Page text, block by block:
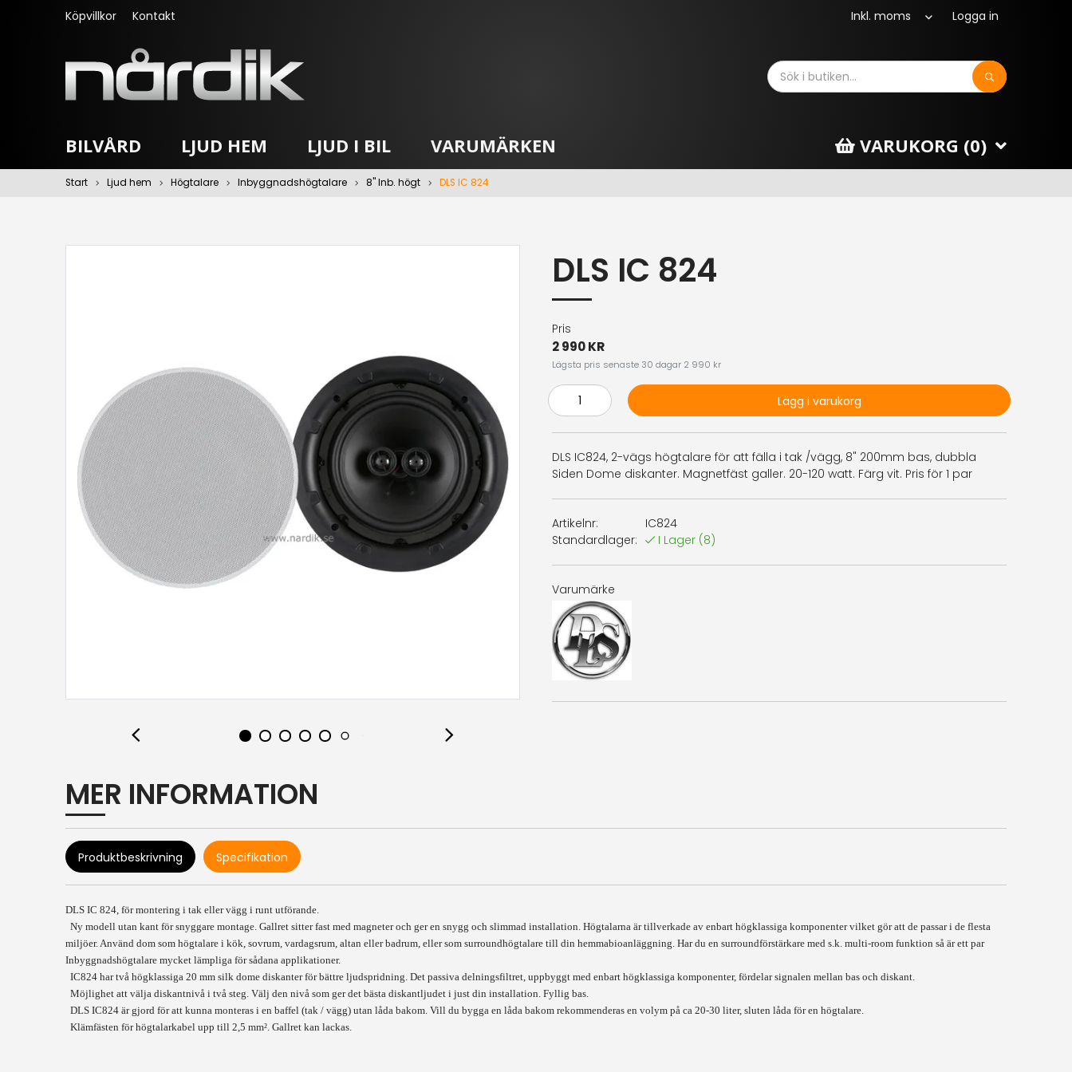
Köpvillkor Kontakt Logga in
Sök
BILVÅRD LJUD HEM LJUD I BIL VARUMÄRKEN VARUKORG (0)
Start Ljud hem Högtalare Inbyggnadshögtalare 8" Inb. högt DLS IC 824
DLS IC 824
Pris
2 990 KR
Lägsta pris senaste 30 dagar 2 990 kr
Lägg i varukorg
DLS IC824, 2-vägs högtalare för att fälla i tak /vägg, 8" 200mm bas, dubbla
Siden Dome diskanter. Magnetfäst galler. 20-120 watt. Färg vit. Pris för 1 par
Artikelnr:
IC824
Standardlager:
I Lager (8)
Varumärke
MER INFORMATION
Produktbeskrivning Specifikation
DLS IC 824, för montering i tak eller vägg i runt utförande.
Ny modell utan kant för snyggare montage. Gallret sitter fast med magneter och ger en snygg och slimmad installation. Högtalarna är tillverkade av enbart högklassiga komponenter vilket gör att de passar i de flesta
miljöer. Använd dom som högtalare i kök, sovrum, vardagsrum, altan eller badrum, eller som surroundhögtalare till din hemmabioanläggning. Har du en surroundförstärkare med s.k. multi-room funktion så är ett par
Inbyggnadshögtalare mycket lämpliga för sådana applikationer.
IC824 har två högklassiga 20 mm silk dome diskanter för bättre ljudspridning. Det passiva delningsfiltret, uppbyggt med enbart högklassiga komponenter, fördelar signalen mellan bas och diskant.
Möjlighet att välja diskantnivå i två steg. Välj den nivå som ger det bästa diskantljudet i just din installation. Fyllig bas.
DLS IC824 är gjord för att kunna monteras i en baffel (tak / vägg) utan låda bakom. Vill du bygga en låda bakom rekommenderas en volym på ca 20-30 liter, sluten låda för en högtalare.
Klämfästen för högtalarkabel upp till 2,5 mm². Gallret kan lackas.